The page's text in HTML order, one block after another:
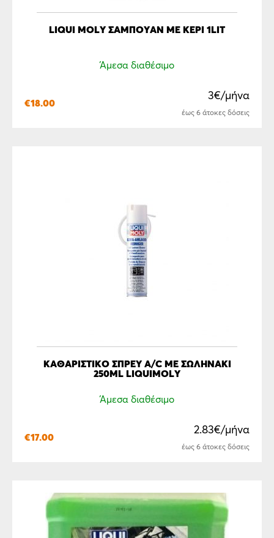
LIQUI MOLY ΣΑΜΠΟΥΑΝ ΜΕ ΚΕΡΙ 1LIT
Άμεσα διαθέσιμο
€18.00
3€/μήνα
έως 6 άτοκες δόσεις
ΚΑΘΑΡΙΣΤΙΚΟ ΣΠΡΕΥ A/C ΜΕ ΣΩΛΗΝΑΚΙ
250ML LIQUIMOLY
Άμεσα διαθέσιμο
€17.00
2.83€/μήνα
έως 6 άτοκες δόσεις